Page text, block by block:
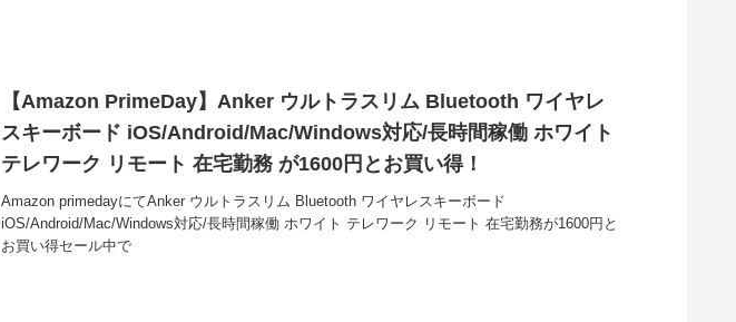
【Amazon PrimeDay】Anker ウルトラスリム Bluetooth ワイヤレ
スキーボード iOS/Android/Mac/Windows対応/長時間稼働 ホワイト
テレワーク リモート 在宅勤務 が1600円とお買い得！
Amazon primedayにてAnker ウルトラスリム Bluetooth ワイヤレスキーボード
iOS/Android/Mac/Windows対応/長時間稼働 ホワイト テレワーク リモート 在宅勤務が1600円と
お買い得セール中で